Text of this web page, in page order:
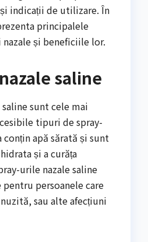
indicații de utilizare. În
principalele
și beneficiile lor.
saline
sunt cele mai
tipuri de spray-
conțin apă sărată și sunt
și a curăța
urile nazale saline
persoanele care
sau alte afecțiuni